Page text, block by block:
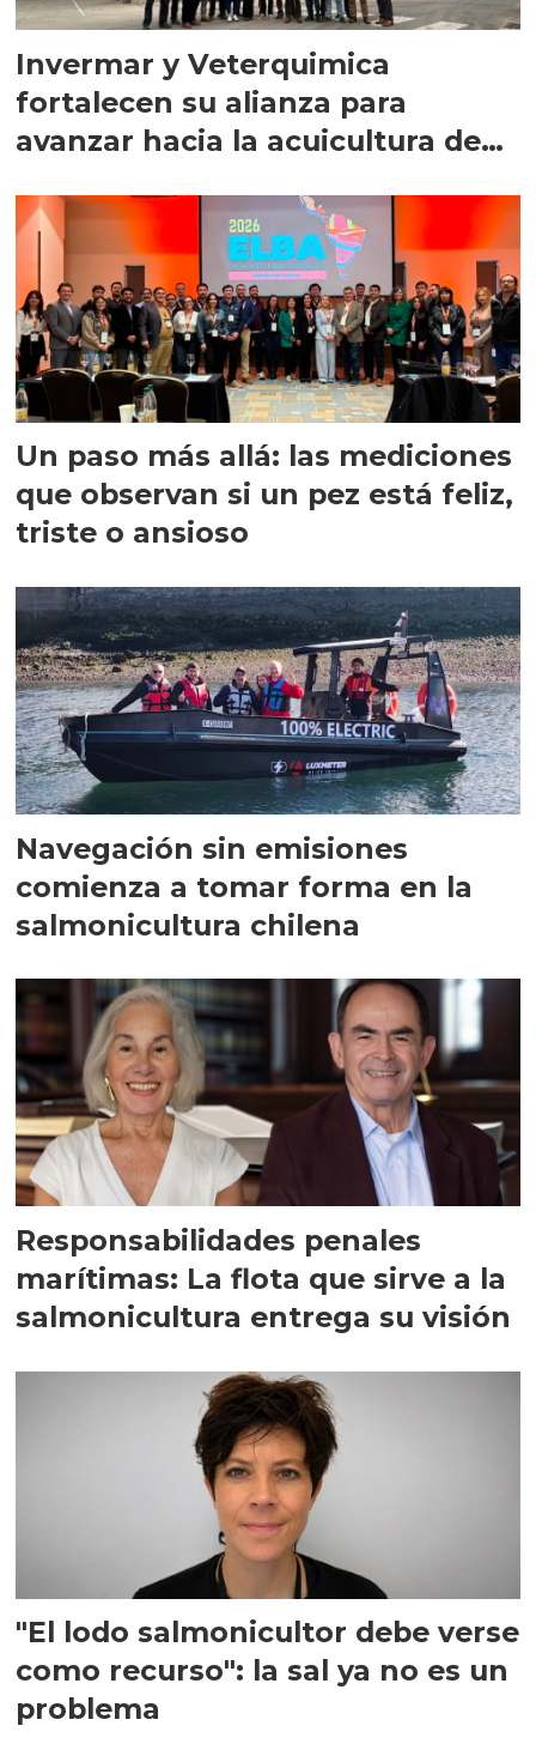
Invermar y Veterquimica
fortalecen su alianza para
avanzar hacia la acuicultura de
Un paso más allá: las mediciones
que observan si un pez está feliz,
triste o ansioso
Navegación sin emisiones
comienza a tomar forma en la
salmonicultura chilena
Responsabilidades penales
marítimas: La flota que sirve a la
salmonicultura entrega su visión
"El lodo salmonicultor debe verse
como recurso": la sal ya no es un
problema